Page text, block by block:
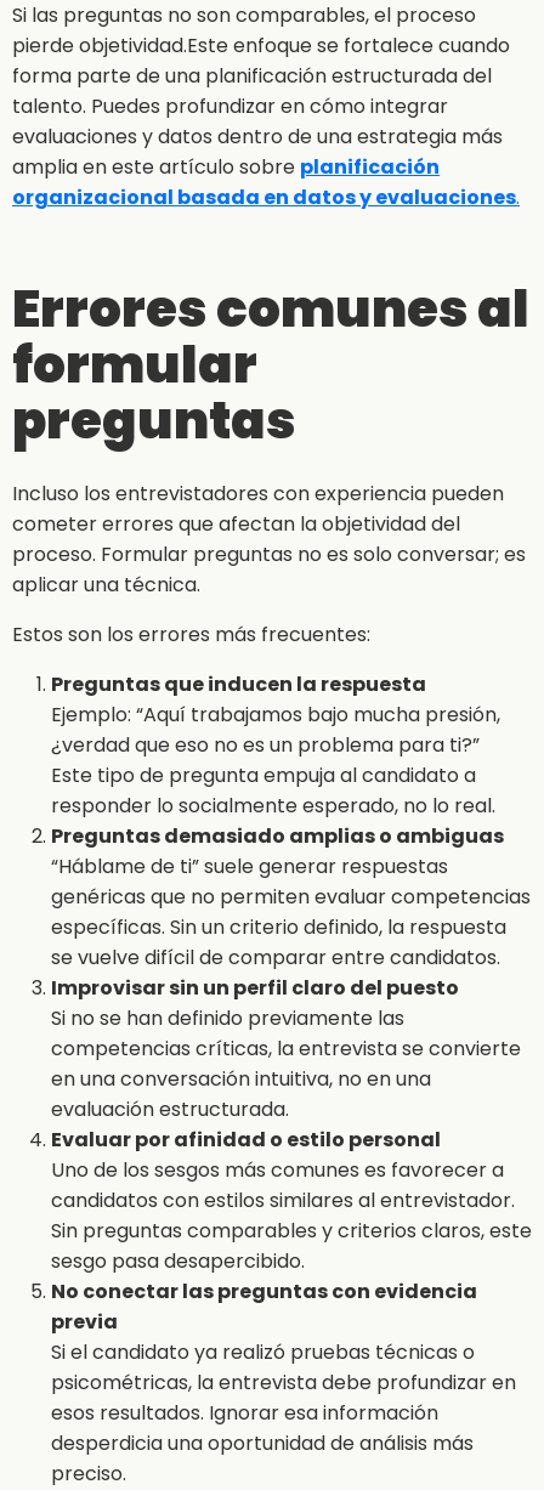
Si las preguntas no son comparables, el proceso
pierde objetividad.Este enfoque se fortalece cuando
forma parte de una planificación estructurada del
talento. Puedes profundizar en cómo integrar
evaluaciones y datos dentro de una estrategia más
amplia en este artículo sobre planificación
organizacional basada en datos y evaluaciones.
Errores comunes al
formular
preguntas
Incluso los entrevistadores con experiencia pueden
cometer errores que afectan la objetividad del
proceso. Formular preguntas no es solo conversar; es
aplicar una técnica.
Estos son los errores más frecuentes:
Preguntas que inducen la respuesta
Ejemplo: “Aquí trabajamos bajo mucha presión,
¿verdad que eso no es un problema para ti?”
Este tipo de pregunta empuja al candidato a
responder lo socialmente esperado, no lo real.
Preguntas demasiado amplias o ambiguas
“Háblame de ti” suele generar respuestas
genéricas que no permiten evaluar competencias
específicas. Sin un criterio definido, la respuesta
se vuelve difícil de comparar entre candidatos.
Improvisar sin un perfil claro del puesto
Si no se han definido previamente las
competencias críticas, la entrevista se convierte
en una conversación intuitiva, no en una
evaluación estructurada.
Evaluar por afinidad o estilo personal
Uno de los sesgos más comunes es favorecer a
candidatos con estilos similares al entrevistador.
Sin preguntas comparables y criterios claros, este
sesgo pasa desapercibido.
No conectar las preguntas con evidencia
previa
Si el candidato ya realizó pruebas técnicas o
psicométricas, la entrevista debe profundizar en
esos resultados. Ignorar esa información
desperdicia una oportunidad de análisis más
preciso.